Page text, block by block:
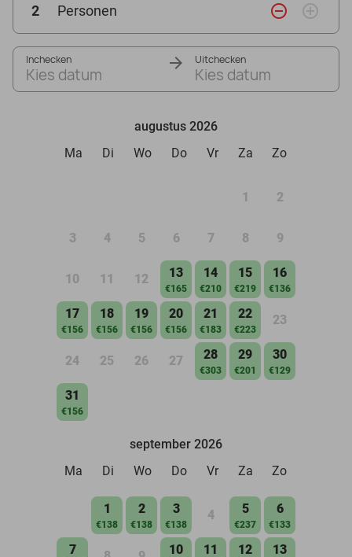
2 Personen remove_circle_outline add_circle_outline
Inchecken
Kies datum
Uitchecken
Kies datum
augustus 2026
Ma
Di Wo Do Vr Za Zo
1 2
3 4 5 6 7 8 9
10 11 12 13
€165
14
€210
15
€219
16
€136
17
€156
18
€156
19
€156
20
€156
21
€183
22
€223
23
24 25 26 27 28
€303
29
€201
30
€129
31
€156
september 2026
Ma
Di Wo Do Vr Za Zo
1
€138
2
€138
3
€138
4 5
€237
6
€133
7 10 11 12 13